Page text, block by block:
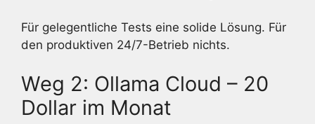
Für gelegentliche Tests eine solide Lösung. Für
den produktiven 24/7-Betrieb nichts.
Weg 2: Ollama Cloud – 20
Dollar im Monat